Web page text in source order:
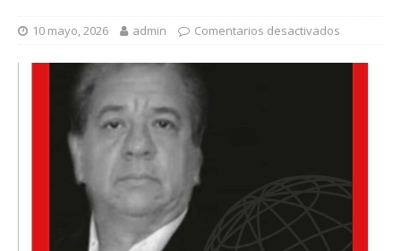
10 mayo, 2026 admin Comentarios desactivados